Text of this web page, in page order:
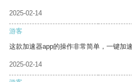
2025-02-14
游客
这款加速器app的操作非常简单，一键加
2025-02-14